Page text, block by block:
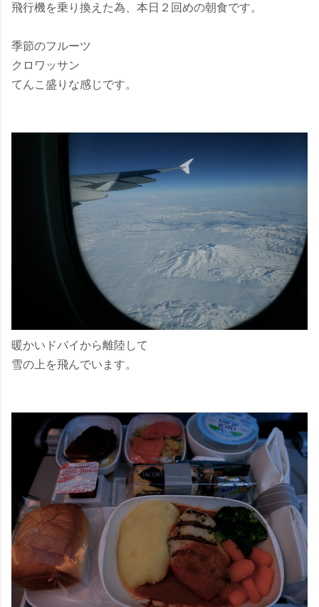
飛行機を乗り換えた為、本日２回めの朝食です。
季節のフルーツ
クロワッサン
てんこ盛りな感じです。
暖かいドバイから離陸して
雪の上を飛んでいます。